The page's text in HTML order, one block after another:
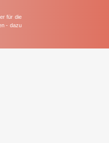
für die
- dazu